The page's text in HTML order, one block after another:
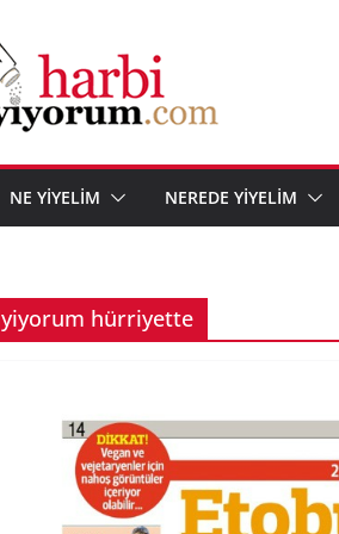
NE YİYELİM NEREDE YİYELİM
hürriyette